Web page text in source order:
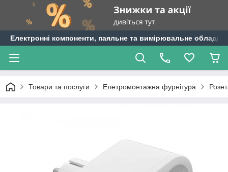
Електронні компоненти, паяльне та вимірювальне
Товари та послуги Елетромонтажна фурнітура